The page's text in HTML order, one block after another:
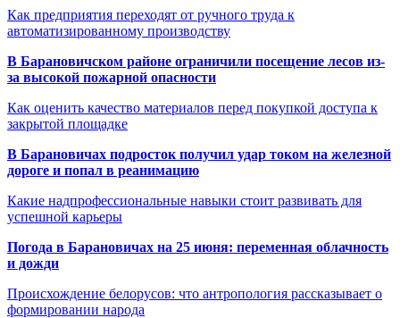
Как предприятия переходят от ручного труда к
автоматизированному производству
В Барановичском районе ограничили посещение лесов из-
за высокой пожарной опасности
Как оценить качество материалов перед покупкой доступа к
закрытой площадке
В Барановичах подросток получил удар током на железной
дороге и попал в реанимацию
Какие надпрофессиональные навыки стоит развивать для
успешной карьеры
Погода в Барановичах на 25 июня: переменная облачность
и дожди
Происхождение белорусов: что антропология рассказывает о
формировании народа